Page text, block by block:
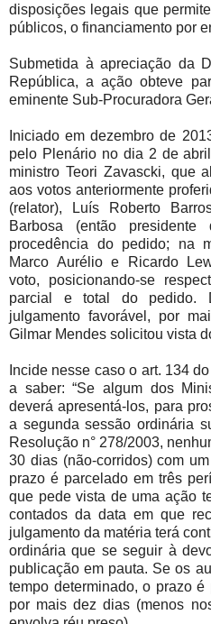
disposições legais que
públicos, o financiamento por
Submetida à apreciação da
República, a ação obteve
eminente Sub-Procuradora
Iniciado em dezembro de
pelo Plenário no dia 2 de
ministro Teori Zavascki, que
aos votos anteriormente
(relator), Luís Roberto
Barbosa (então
procedência do pedido; na
Marco Aurélio e Ricardo
voto, posicionando-se
parcial e total do pedido.
julgamento favorável, por
Gilmar Mendes solicitou vista
Incide nesse caso o art. 134
a saber: “Se algum dos
deverá apresentá-los, para
a segunda sessão ordinária
Resolução n° 278/2003,
30 dias (não-corridos) com
prazo é parcelado em três
que pede vista de uma ação
contados da data em que
julgamento da matéria terá
ordinária que se seguir à
publicação em pauta. Se os
tempo determinado, o prazo é
por mais dez dias (menos